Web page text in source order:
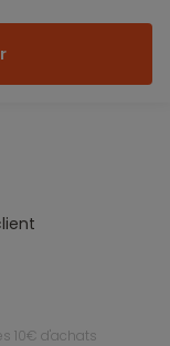
10€ d'achats